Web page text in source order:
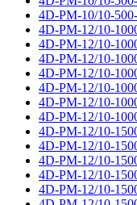
4D-PM-10/10-
4D-PM-12/10-
4D-PM-12/10-
4D-PM-12/10-
4D-PM-12/10-
4D-PM-12/10-
4D-PM-12/10-
4D-PM-12/10-
4D-PM-12/10-
4D-PM-12/10-
4D-PM-12/10-
4D-PM-12/10-
4D-PM-12/10-